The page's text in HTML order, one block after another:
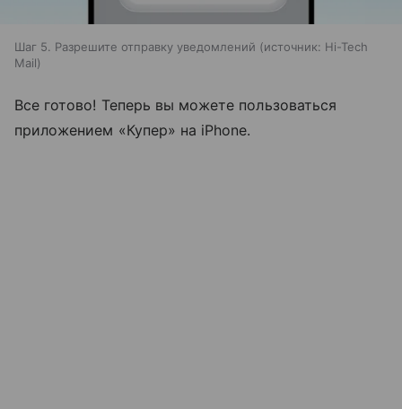
Шаг 5. Разрешите отправку уведомлений источник: Hi-Tech
Mail
Все готово! Теперь вы можете пользоваться
приложением «Купер» на iPhone.